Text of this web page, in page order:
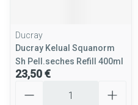
Ducray
Ducray Kelual Squanorm
Sh Pell.seches Refill 400ml
23,50 €